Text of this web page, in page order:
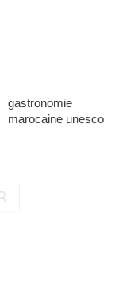
gastronomie
marocaine unesco